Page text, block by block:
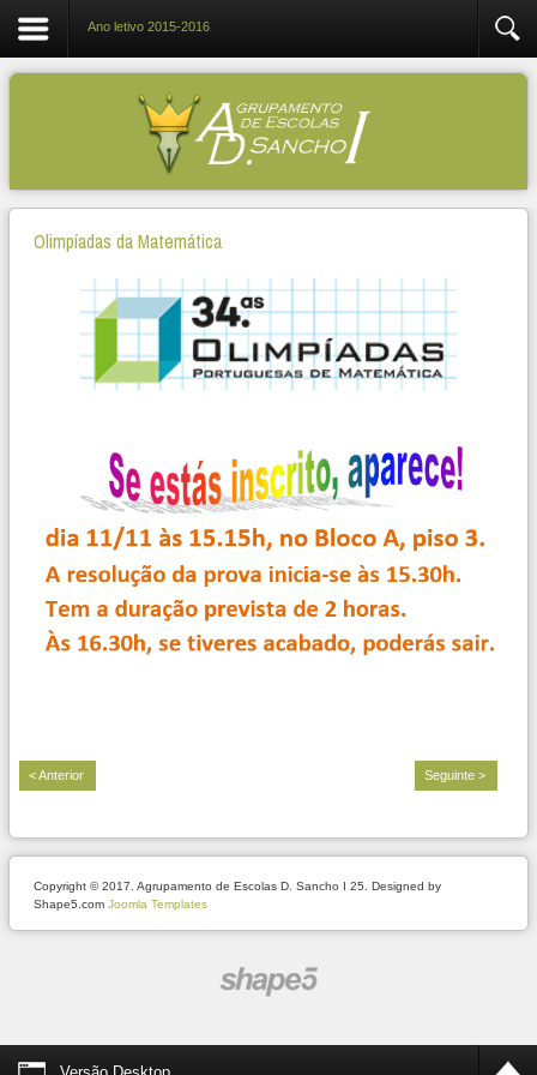
Ano letivo 2015-2016
Olimpíadas da Matemática
< Anterior Seguinte >
Copyright © 2017. Agrupamento de Escolas D. Sancho I 25. Designed by
Shape5.com Joomla Templates